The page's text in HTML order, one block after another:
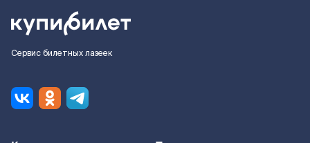
Сервис билетных лазеек